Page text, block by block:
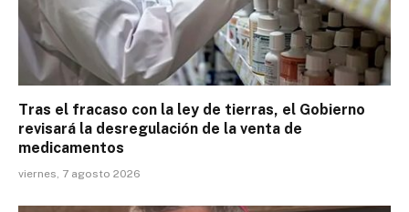
Tras el fracaso con la ley de tierras, el Gobierno
revisará la desregulación de la venta de
medicamentos
viernes, 7 agosto 2026